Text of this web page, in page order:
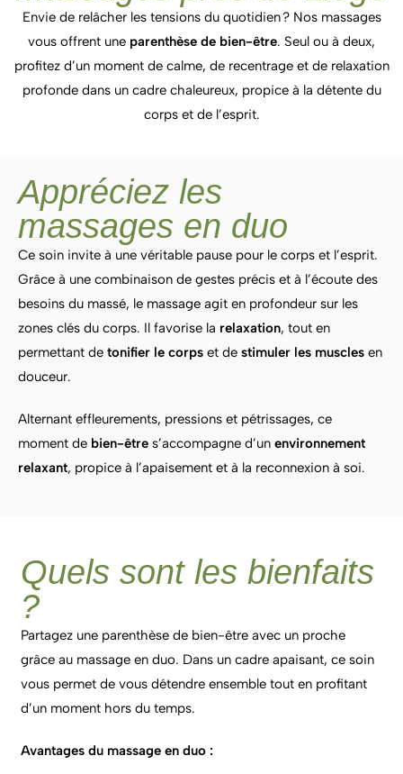
Envie de relâcher les tensions du quotidien ? Nos massages
vous offrent une parenthèse de bien-être. Seul ou à deux,
profitez d’un moment de calme, de recentrage et de relaxation
profonde dans un cadre chaleureux, propice à la détente du
corps et de l’esprit.
Appréciez les
massages en duo
Ce soin invite à une véritable pause pour le corps et l’esprit.
Grâce à une combinaison de gestes précis et à l’écoute des
besoins du massé, le massage agit en profondeur sur les
zones clés du corps. Il favorise la relaxation, tout en
permettant de tonifier le corps et de stimuler les muscles en
douceur.
Alternant effleurements, pressions et pétrissages, ce
moment de bien-être s’accompagne d’un environnement
relaxant, propice à l’apaisement et à la reconnexion à soi.
Quels sont les bienfaits
?
Partagez une parenthèse de bien-être avec un proche
grâce au massage en duo. Dans un cadre apaisant, ce soin
vous permet de vous détendre ensemble tout en profitant
d’un moment hors du temps.
Avantages du massage en duo :